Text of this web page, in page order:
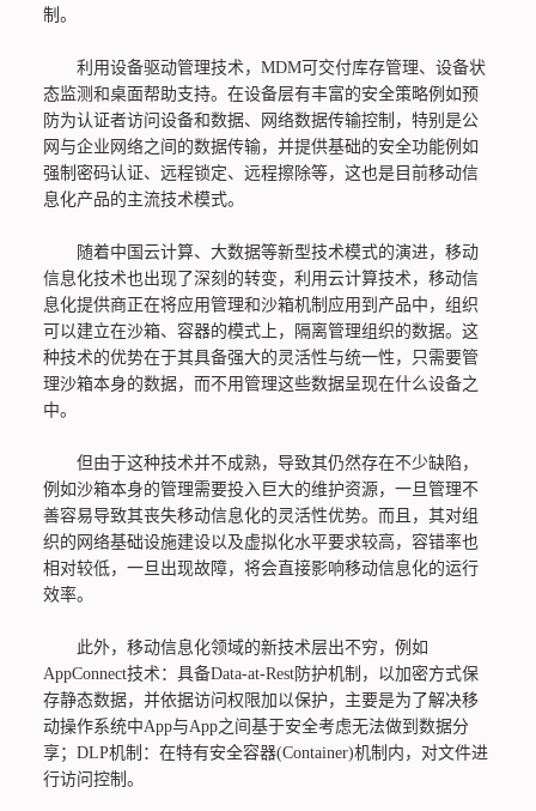
制。
利用设备驱动管理技术，MDM可交付库存管理、设备状
态监测和桌面帮助支持。在设备层有丰富的安全策略例如预
防为认证者访问设备和数据、网络数据传输控制，特别是公
网与企业网络之间的数据传输，并提供基础的安全功能例如
强制密码认证、远程锁定、远程擦除等，这也是目前移动信
息化产品的主流技术模式。
随着中国云计算、大数据等新型技术模式的演进，移动
信息化技术也出现了深刻的转变，利用云计算技术，移动信
息化提供商正在将应用管理和沙箱机制应用到产品中，组织
可以建立在沙箱、容器的模式上，隔离管理组织的数据。这
种技术的优势在于其具备强大的灵活性与统一性，只需要管
理沙箱本身的数据，而不用管理这些数据呈现在什么设备之
中。
但由于这种技术并不成熟，导致其仍然存在不少缺陷，
例如沙箱本身的管理需要投入巨大的维护资源，一旦管理不
善容易导致其丧失移动信息化的灵活性优势。而且，其对组
织的网络基础设施建设以及虚拟化水平要求较高，容错率也
相对较低，一旦出现故障，将会直接影响移动信息化的运行
效率。
此外，移动信息化领域的新技术层出不穷，例如
AppConnect技术：具备Data-at-Rest防护机制，以加密方式保
存静态数据，并依据访问权限加以保护，主要是为了解决移
动操作系统中App与App之间基于安全考虑无法做到数据分
享；DLP机制：在特有安全容器(Container)机制内，对文件进
行访问控制。